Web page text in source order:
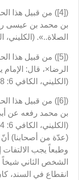
([4]) من قبيل هذا
بن محمد بن عيسى
الصلاة..». (الكليني، الكافي 6:
([5]) من قبيل هذا
الرضا×، قال: الإمام
(الكليني، الكافي 6: 248، ح5146).
([6]) من قبيل هذا
بن محمد رفعه عن
(عدّة من أصحابنا)
وطبعاً يجب الالتفات
الشخص الثاني
انقطاع في السند،